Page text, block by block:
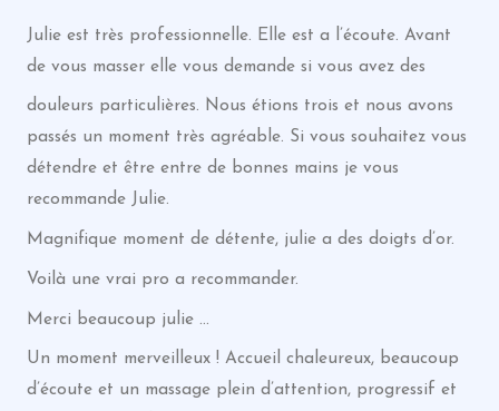
Julie est très professionnelle. Elle est a l’écoute. Avant
de vous masser elle vous demande si vous avez des
douleurs particulières. Nous étions trois et nous avons
passés un moment très agréable. Si vous souhaitez vous
détendre et être entre de bonnes mains je vous
recommande Julie.
Magnifique moment de détente, julie a des doigts d’or.
Voilà une vrai pro a recommander.
Merci beaucoup julie …
Un moment merveilleux ! Accueil chaleureux, beaucoup
d’écoute et un massage plein d’attention, progressif et